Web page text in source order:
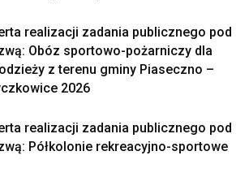
realizacji zadania publicznego pod
Obóz sportowo-pożarniczy dla
z terenu gminy Piaseczno –
2026
realizacji zadania publicznego pod
Półkolonie rekreacyjno-sportowe